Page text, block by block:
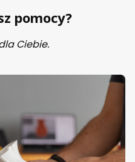
pomocy?
Ciebie.